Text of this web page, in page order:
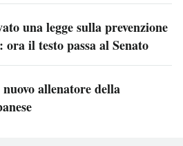
una legge sulla prevenzione
il testo passa al Senato
allenatore della